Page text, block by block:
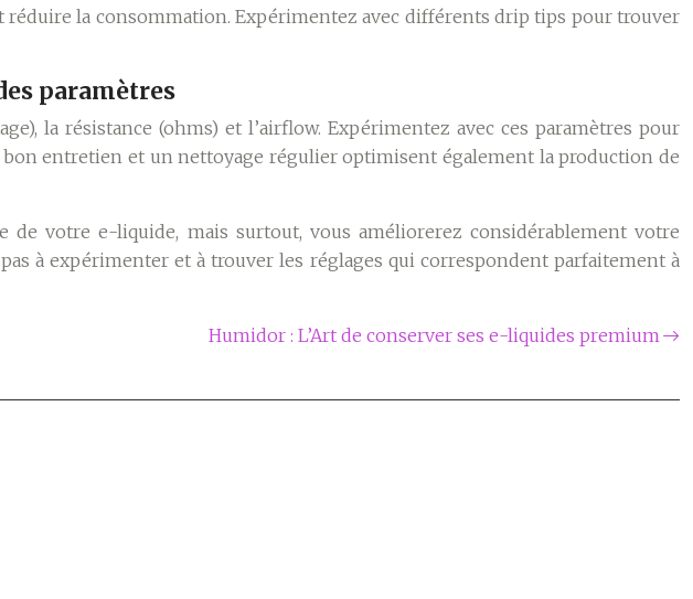
la consommation. Expérimentez avec différents drip tips pour trouver
paramètres
la résistance (ohms) et l’airflow. Expérimentez avec ces paramètres pour
entretien et un nettoyage régulier optimisent également la production de
votre e-liquide, mais surtout, vous améliorerez considérablement votre
à expérimenter et à trouver les réglages qui correspondent parfaitement à
Humidor : L’Art de conserver ses e-liquides premium